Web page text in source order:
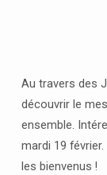
Au travers des
découvrir le
ensemble.
mardi 19
les bienvenus !